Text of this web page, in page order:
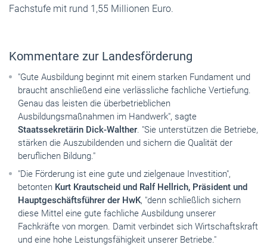
Fachstufe mit rund 1,55 Millionen Euro.
Kommentare zur Landesförderung
"Gute Ausbildung beginnt mit einem starken Fundament und
braucht anschließend eine verlässliche fachliche Vertiefung.
Genau das leisten die überbetrieblichen
Ausbildungsmaßnahmen im Handwerk", sagte
Staatssekretärin Dick-Walther. "Sie unterstützen die Betriebe,
stärken die Auszubildenden und sichern die Qualität der
beruflichen Bildung."
"Die Förderung ist eine gute und zielgenaue Investition",
betonten Kurt Krautscheid und Ralf Hellrich, Präsident und
Hauptgeschäftsführer der HwK, "denn schließlich sichern
diese Mittel eine gute fachliche Ausbildung unserer
Fachkräfte von morgen. Damit verbindet sich Wirtschaftskraft
und eine hohe Leistungsfähigkeit unserer Betriebe."